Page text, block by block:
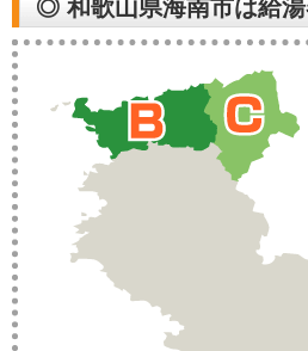
◎ 和歌山県海南市は給湯